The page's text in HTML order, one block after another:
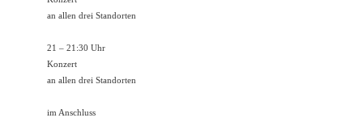
an allen drei Standorten
21 – 21:30 Uhr
Konzert
an allen drei Standorten
im Anschluss